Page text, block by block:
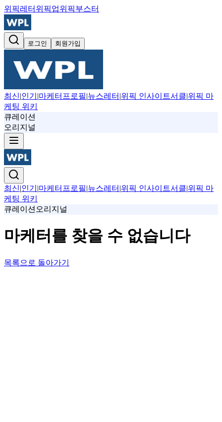
위픽레터 위픽업위픽부스터
로그인 회원가입
최신|인기 |마케터프로필|뉴스레터 |위픽 인사이트서클|위픽 마
케팅 위키
큐레이션
오리지널
최신|인기 |마케터프로필|뉴스레터 |위픽 인사이트서클|위픽 마
케팅 위키
큐레이션 오리지널
마케터를 찾을 수 없습니다
목록으로 돌아가기